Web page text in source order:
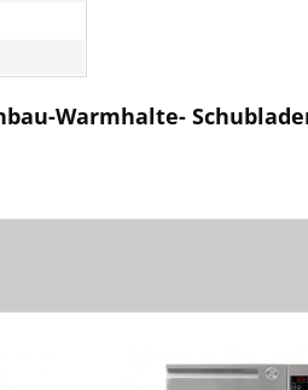
Warmhalte-